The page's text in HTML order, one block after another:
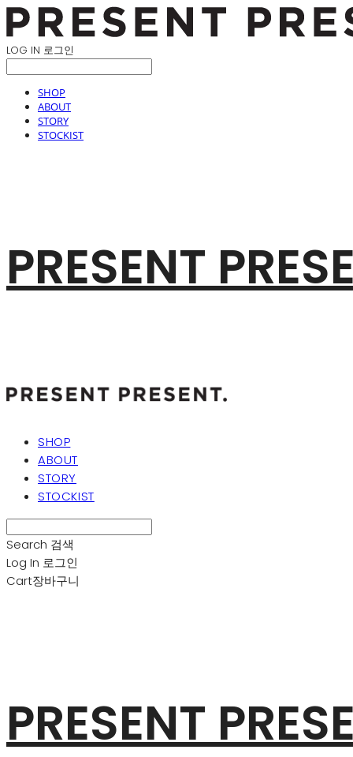
LOG IN 로그인
SHOP
ABOUT
STORY
STOCKIST
PRESENT
SHOP
ABOUT
STORY
STOCKIST
Search 검색
Log In 로그인
Cart장바구니
PRESENT